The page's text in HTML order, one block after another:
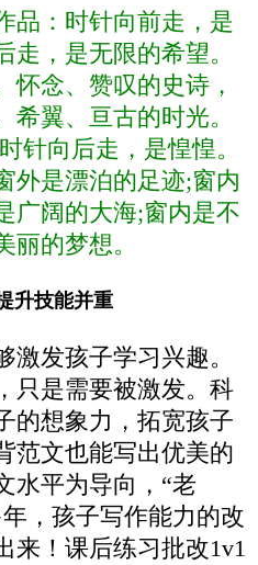
品：时针向前走，是
走，是无限的希望。
怀念、赞叹的史诗，
希翼、亘古的时光。
针向后走，是惶惶。
外是漂泊的足迹;窗内
广阔的大海;窗内是不
丽的梦想。
升技能并重
激发孩子学习兴趣。
只是需要被激发。科
的想象力，拓宽孩子
范文也能写出优美的
水平为导向，“老
，孩子写作能力的改
来！课后练习批改1v1